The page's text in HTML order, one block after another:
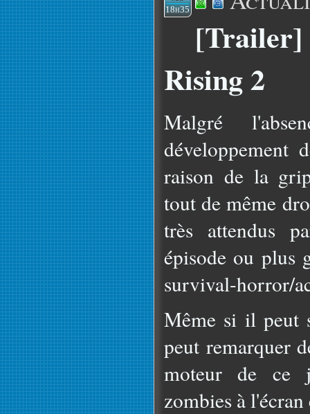
18h35
[Trailer]
Rising 2
Malgré
développement
raison de la
tout de même
très attendus
épisode ou plus
survival-horror/
Même si il peut
peut remarquer
moteur de ce
zombies à